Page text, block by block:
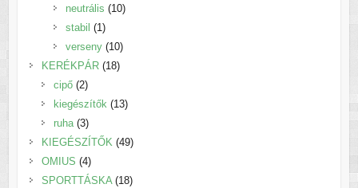
termék
neutrális 1010
stabil 1 1
termék
verseny 1010
termék
KERÉKPÁR 1818
cipő 22
termék
kiegészítők 1313
ruha 33
termék
KIEGÉSZÍTŐK 4949
OMIUS 44
termék
SPORTTÁSKA 1818